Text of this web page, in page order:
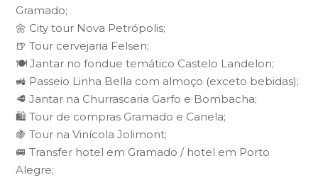
Gramado;
🌼 City tour Nova Petrópolis;
🍺 Tour cervejaria Felsen;
🍽️ Jantar no fondue temático Castelo Landelon;
🚜 Passeio Linha Bella com almoço (exceto bebidas);
🥩 Jantar na Churrascaria Garfo e Bombacha;
🛍️ Tour de compras Gramado e Canela;
🍇 Tour na Vinícola Jolimont;
🚐 Transfer hotel em Gramado / hotel em Porto
Alegre;